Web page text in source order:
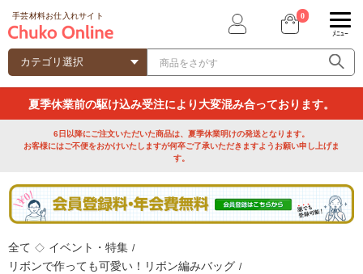
夏季休業前の駆け込み受注により大変混み合っております。
6日以降にご注文いただいた商品は、夏季休業明けの発送となります。
お客様にはご不便をおかけいたしますが何卒ご了承いただきますようお願い申し上げま
す。
全て ◇ イベント・特集 /
リボンで作っても可愛い！リボン編みバッグ /
手芸材料お仕入れサイト 0
ﾒﾆｭｰ